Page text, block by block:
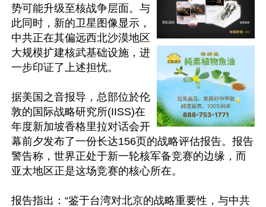
势可能升级至核战争层面。与
此同时，新的卫星图像显示，
中共正在其偏远西北沙漠地区
大规模扩建核武基础设施，进
一步印证了上述担忧。
据美国之音报导，总部位於伦
敦的国际战略研究所(IISS)在
年度新加坡香格里拉对话会开
幕前夕发布了一份长达156页的战略评估报告。报告
警告称，世界正处于新一轮核军备竞赛的边缘，而
亚太地区正是这场竞赛的核心所在。
报告指出：“鉴于台湾对北京的战略重要性，与中共